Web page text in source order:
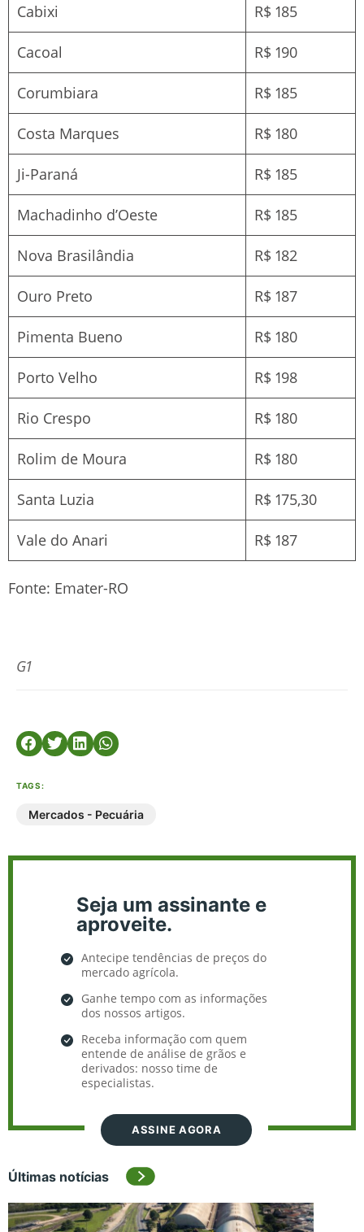
Cabixi R$ 185
Cacoal R$ 190
Corumbiara R$ 185
Costa Marques R$ 180
Ji-Paraná R$ 185
Machadinho d’Oeste R$ 185
Nova Brasilândia R$ 182
Ouro Preto R$ 187
Pimenta Bueno R$ 180
Porto Velho R$ 198
Rio Crespo R$ 180
Rolim de Moura R$ 180
Santa Luzia R$ 175,30
Vale do Anari R$ 187
Fonte: Emater-RO
G1
TAGS:
Mercados - Pecuária
Seja um assinante e
aproveite.
Antecipe tendências de preços do
mercado agrícola.
Ganhe tempo com as informações
dos nossos artigos.
Receba informação com quem
entende de análise de grãos e
derivados: nosso time de
especialistas.
ASSINE AGORA
Últimas notícias